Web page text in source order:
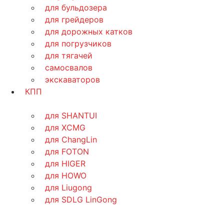
для бульдозера
для грейдеров
для дорожных катков
для погрузчиков
для тягачей
самосвалов
экскаваторов
КПП
для SHANTUI
для XCMG
для ChangLin
для FOTON
для HIGER
для HOWO
для Liugong
для SDLG LinGong